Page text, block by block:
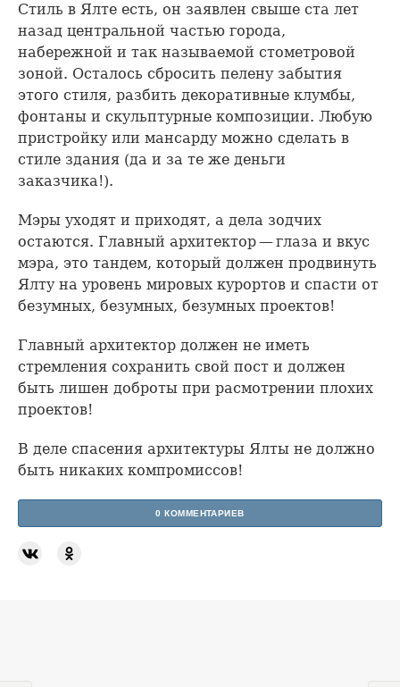
Стиль в Ялте есть, он заявлен свыше ста лет
назад центральной частью города,
набережной и так называемой стометровой
зоной. Осталось сбросить пелену забытия
этого стиля, разбить декоративные клумбы,
фонтаны и скульптурные композиции. Любую
пристройку или мансарду можно сделать в
стиле здания (да и за те же деньги
заказчика!).
Мэры уходят и приходят, а дела зодчих
остаются. Главный архитектор — глаза и вкус
мэра, это тандем, который должен продвинуть
Ялту на уровень мировых курортов и спасти от
безумных, безумных, безумных проектов!
Главный архитектор должен не иметь
стремления сохранить свой пост и должен
быть лишен доброты при расмотрении плохих
проектов!
В деле спасения архитектуры Ялты не должно
быть никаких компромиссов!
0 КОММЕНТАРИЕВ